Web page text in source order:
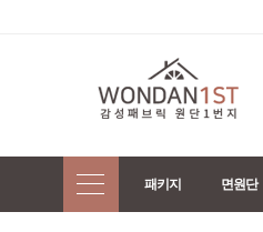
패키지 면원단